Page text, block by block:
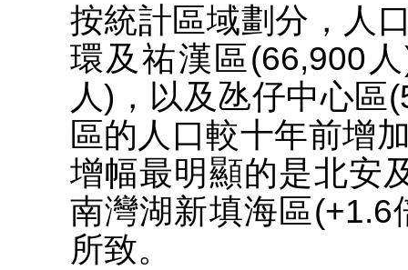
按統計區域劃分，人
環及祐漢區(66,900
人)，以及氹仔中心區
區的人口較十年前增
增幅最明顯的是北安
南灣湖新填海區
所致。